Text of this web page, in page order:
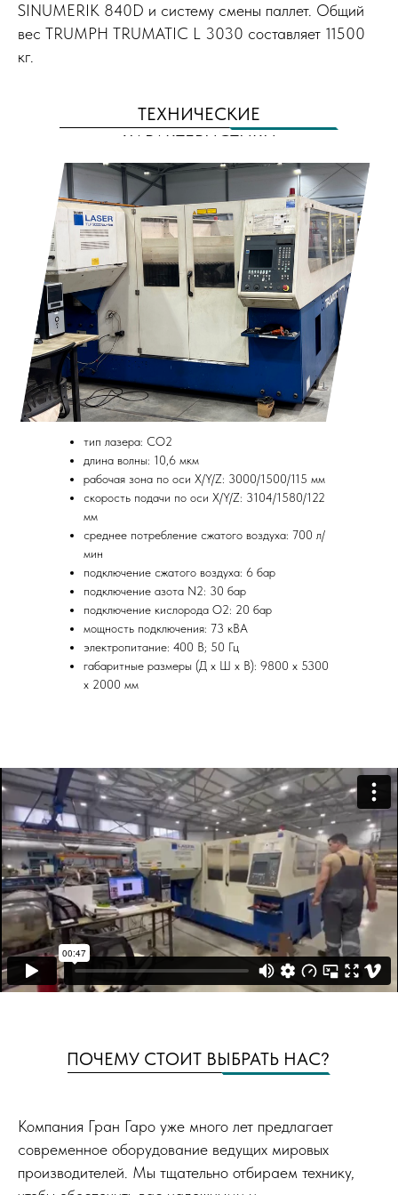
SINUМЕRIК 840D и систему смены паллет. Общий
вес ТRUМРН ТRUМАТIС L 3030 составляет 11500
кг.
ТЕХНИЧЕСКИЕ
ХАРАКТЕРИСТИКИ
тип лазера: СО2
длина волны: 10,6 мкм
рабочая зона по оси Х/Y/Z: 3000/1500/115 мм
скорость подачи по оси Х/Y/Z: 3104/1580/122
мм
среднее потребление сжатого воздуха: 700 л/
мин
подключение сжатого воздуха: 6 бар
подключение азота N2: 30 бар
подключение кислорода О2: 20 бар
мощность подключения: 73 кВА
электропитание: 400 В; 50 Гц
габаритные размеры (Д х Ш х В): 9800 х 5300
х 2000 мм
ПОЧЕМУ СТОИТ ВЫБРАТЬ НАС?
Компания Гран Гаро уже много лет предлагает
современное оборудование ведущих мировых
производителей. Мы тщательно отбираем технику,